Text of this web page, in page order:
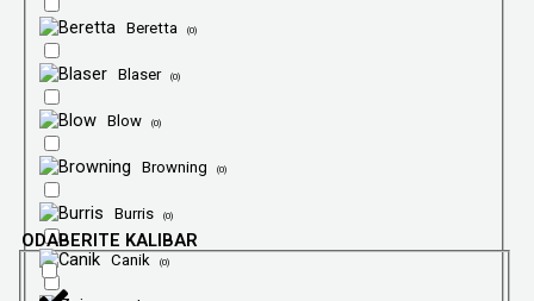
Beretta (0)
Blaser (0)
Blow (0)
Browning (0)
Burris (0)
Canik (0)
ODABERITE KALIBAR